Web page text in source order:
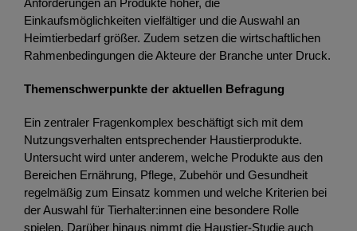
Anforderungen an Produkte höher, die
Einkaufsmöglichkeiten vielfältiger und die Auswahl an
Heimtierbedarf größer. Zudem setzen die wirtschaftlichen
Rahmenbedingungen die Akteure der Branche unter Druck.
Themenschwerpunkte der aktuellen Befragung
Ein zentraler Fragenkomplex beschäftigt sich mit dem
Nutzungsverhalten entsprechender Haustierprodukte.
Untersucht wird unter anderem, welche Produkte aus den
Bereichen Ernährung, Pflege, Zubehör und Gesundheit
regelmäßig zum Einsatz kommen und welche Kriterien bei
der Auswahl für Tierhalter:innen eine besondere Rolle
spielen. Darüber hinaus nimmt die Haustier-Studie auch